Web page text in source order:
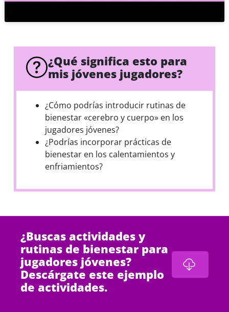
¿Qué significa esto para
mis jóvenes jugadores?
¿Cómo podrías introducir rutinas de
bienestar «cerebro y cuerpo» en los
jugadores jóvenes?
¿Podrías incorporar prácticas de
bienestar en los calentamientos y
enfriamientos?
¿Buscas actividades y
rutinas de bienestar para
jugadores jóvenes?
Descárgate este ejemplo
de actividades.